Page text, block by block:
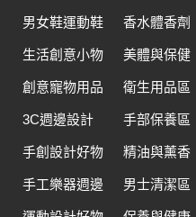
男女鞋運動鞋
生活創意小物
創意寵物用品
3C週邊設計
手創設計好物
手工樂器週邊
香水體香劑
美體與保健
衛生用品區
手部保養區
精油與薰香
男士清潔區